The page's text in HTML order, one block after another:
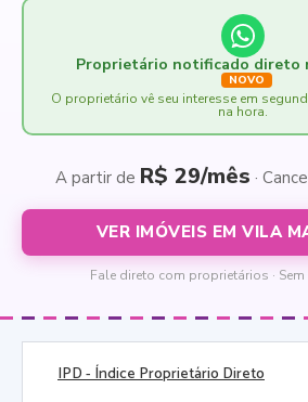
Proprietário notificado direto
NOVO
O proprietário vê seu interesse em
na hora.
A partir de R$ 29/mês ·
VER IMÓVEIS EM VILA
Fale direto com proprietários ·
IPD- Índice Proprietário Direto